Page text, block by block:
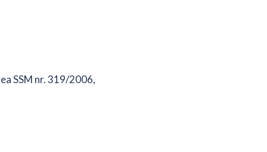
SSM nr. 319/2006,